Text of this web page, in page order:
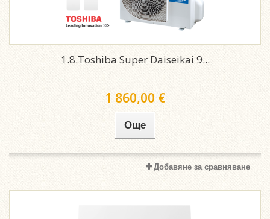
1.8.Toshiba Super Daiseikai 9...
1 860,00 €
Още
Добавяне за сравняване